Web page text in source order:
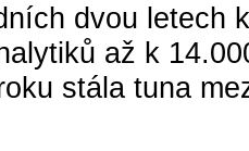
dvou letech
až k
stála tuna